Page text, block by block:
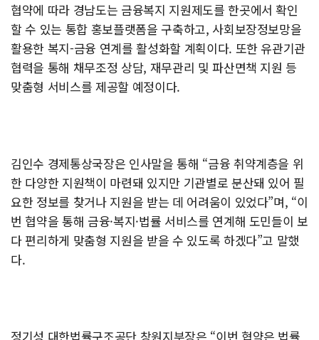
협약에 따라 경남도는 금융복지 지원제도를 한곳에서 확인
할 수 있는 통합 홍보플랫폼을 구축하고, 사회보장정보망을
활용한 복지-금융 연계를 활성화할 계획이다. 또한 유관기관
협력을 통해 채무조정 상담, 재무관리 및 파산면책 지원 등
맞춤형 서비스를 제공할 예정이다.
김인수 경제통상국장은 인사말을 통해 “금융 취약계층을 위
한 다양한 지원책이 마련돼 있지만 기관별로 분산돼 있어 필
요한 정보를 찾거나 지원을 받는 데 어려움이 있었다”며, “이
번 협약을 통해 금융·복지·법률 서비스를 연계해 도민들이 보
다 편리하게 맞춤형 지원을 받을 수 있도록 하겠다”고 말했
다.
정기성 대한법률구조공단 창원지부장은 “이번 협약은 법률